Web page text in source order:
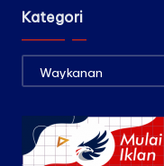
Kategori